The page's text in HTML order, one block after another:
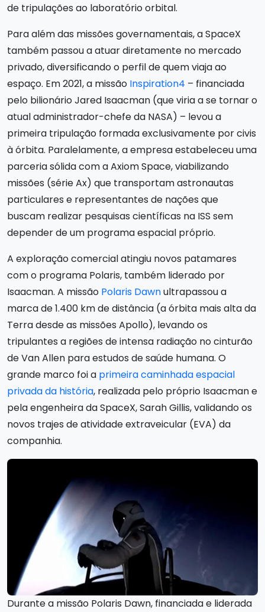
de tripulações ao laboratório orbital.
Para além das missões governamentais, a SpaceX
também passou a atuar diretamente no mercado
privado, diversificando o perfil de quem viaja ao
espaço. Em 2021, a missão Inspiration4 – financiada
pelo bilionário Jared Isaacman (que viria a se tornar o
atual administrador-chefe da NASA) – levou a
primeira tripulação formada exclusivamente por civis
à órbita. Paralelamente, a empresa estabeleceu uma
parceria sólida com a Axiom Space, viabilizando
missões (série Ax) que transportam astronautas
particulares e representantes de nações que
buscam realizar pesquisas científicas na ISS sem
depender de um programa espacial próprio.
A exploração comercial atingiu novos patamares
com o programa Polaris, também liderado por
Isaacman. A missão Polaris Dawnultrapassou a
marca de 1.400 km de distância (a órbita mais alta da
Terra desde as missões Apollo), levando os
tripulantes a regiões de intensa radiação no cinturão
de Van Allen para estudos de saúde humana. O
grande marco foi a primeira caminhada espacial
privada da história, realizada pelo próprio Isaacman e
pela engenheira da SpaceX, Sarah Gillis, validando os
novos trajes de atividade extraveicular (EVA) da
companhia.
Durante a missão Polaris Dawn, financiada e liderada